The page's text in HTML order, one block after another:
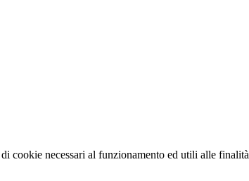
cookie necessari al funzionamento ed utili alle